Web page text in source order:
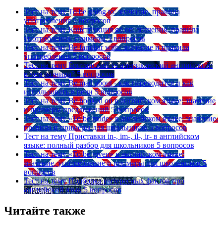
Тест на тему To be going to: значение, правила
употребления 5 вопросов
Тест на тему Конструкция go on: значения, правила
употребления, примеры 5 вопросов
Тест на тему Be familiar with: значение и правила
употребления 5 вопросов
Тест на тему Британский vs американский английский:
в чем разница? 5 вопросов
Тест на тему Be mad about - как переводится и как
использовать в речи 5 вопросов
Тест на тему Be hooked on в английском языке: значение
и примеры предложений 5 вопросов
Тест на тему «To be made» в английском языке: значение,
правила и примеры для школьников 5 вопросов
Тест на тему Приставки in-, im-, il-, ir- в английском
языке: полный разбор для школьников 5 вопросов
Тест на тему «To be given» в английском языке:
значение, употребление и примеры для школьников 5
вопросов
Тест на тему Подборка интересных фактов про
английский язык 5 вопросов
Читайте также